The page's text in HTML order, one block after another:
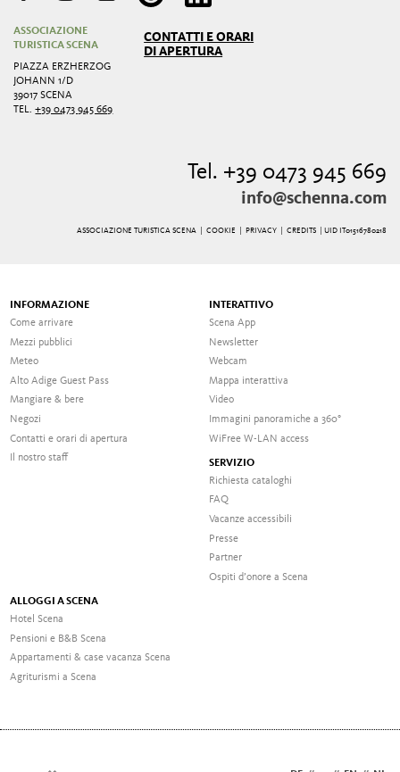
ASSOCIAZIONE
TURISTICA SCENA
PIAZZA ERZHERZOG
JOHANN 1/D
39017 SCENA
TEL.+39 0473 945 669
CONTATTI E ORARI
DI APERTURA
Tel. +39 0473 945 669
info@schenna.com
ASSOCIAZIONE TURISTICA SCENA | COOKIE PRIVACY| CREDITS | UID IT01516780218
INFORMAZIONE
Come arrivare
Mezzi pubblici
Meteo
Alto Adige Guest Pass
Mangiare & bere
Negozi
Contatti e orari di apertura
Il nostro staff
INTERATTIVO
Scena App
Newsletter
Webcam
Mappa interattiva
Video
Immagini panoramiche a 360°
WiFree W-LAN access
SERVIZIO
Richiesta cataloghi
FAQ
Vacanze accessibili
Presse
Partner
Ospiti d’onore a Scena
ALLOGGI A SCENA
Hotel Scena
Pensioni e B&B Scena
Appartamenti & case vacanza Scena
Agriturismi a Scena